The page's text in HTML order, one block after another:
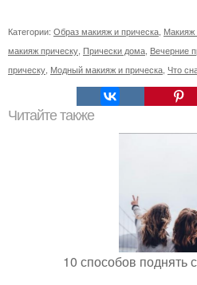
Категории: Образ макияж и прическа Макияж
макияж прическу Прически дома Вечерние
прическу Модный макияж и прическа Что
Читайте также
10 способов поднять